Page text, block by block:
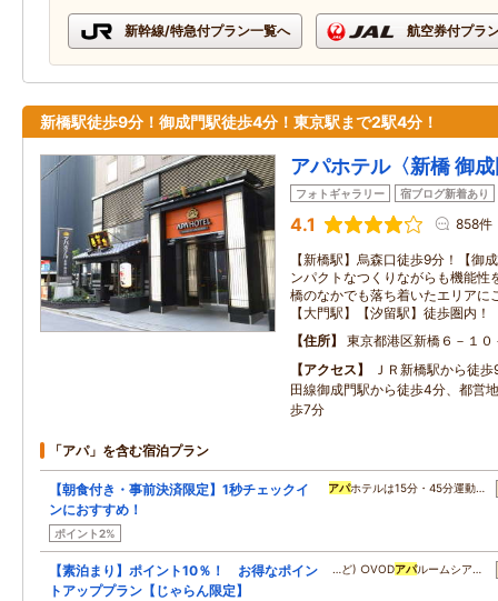
新幹線/特急付プラン一覧へ 航空券付プラ
新橋駅徒歩9分！御成門駅徒歩4分！東京駅まで2駅4分！
アパホテル〈新橋 御
フォトギャラリー 宿ブログ新着あり
4.1 858件
【新橋駅】烏森口徒歩9分！【御
ンパクトなつくりながらも機能性
橋のなかでも落ち着いたエリアに
【大門駅】【汐留駅】徒歩圏内！
住所
東京都港区新橋６－１０
アクセス
ＪＲ新橋駅から徒
田線御成門駅から徒歩4分、都営
歩7分
「アパ」を含む宿泊プラン
【朝食付き・事前決済限定】1秒チェックイ
ンにおすすめ！
ポイント2%
アパホテルは15分・45分運動…
【素泊まり】ポイント10％！ お得なポイン
トアッププラン【じゃらん限定】
…ど) ○VODアパルームシア…